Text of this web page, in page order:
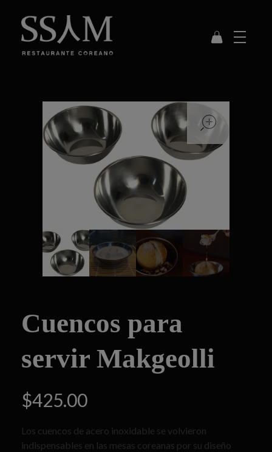
Cuencos para
servir Makgeolli
$425.00
Los cuencos de acero inoxidable se volvieron
indispensables en las mesas coreanas por su diseño